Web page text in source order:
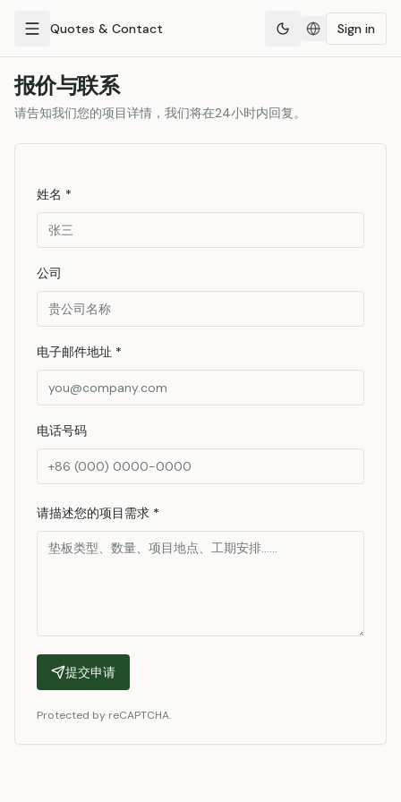
Quotes & Contact Sign in
报价与联系
请告知我们您的项目详情，我们将在24小时内回复。
姓名 *
公司
电子邮件地址 *
电话号码
请描述您的项目需求 *
提交申请
Protected by reCAPTCHA.